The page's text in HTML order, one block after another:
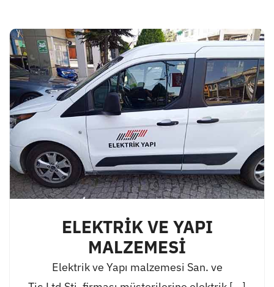
ELEKTRİK VE YAPI
MALZEMESİ
Elektrik ve Yapı malzemesi San. ve